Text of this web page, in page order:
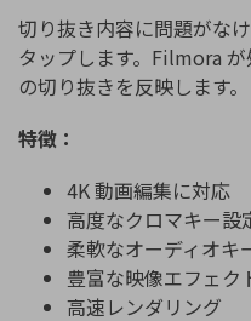
切り抜き内容に問題がな
タップします。Filmora
の切り抜きを反映します。
特徴：
4K 動画編集に対応
高度なクロマキー設
柔軟なオーディオキ
豊富な映像エフェク
高速レンダリング